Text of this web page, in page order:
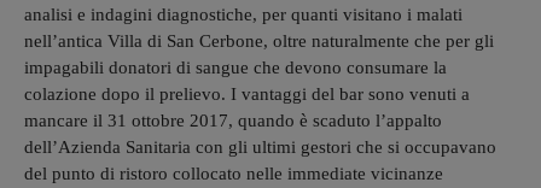
analisi e indagini diagnostiche, per quanti visitano i malati
nell’antica Villa di San Cerbone, oltre naturalmente che per gli
impagabili donatori di sangue che devono consumare la
colazione dopo il prelievo. I vantaggi del bar sono venuti a
mancare il 31 ottobre 2017, quando è scaduto l’appalto
dell’Azienda Sanitaria con gli ultimi gestori che si occupavano
del punto di ristoro collocato nelle immediate vicinanze